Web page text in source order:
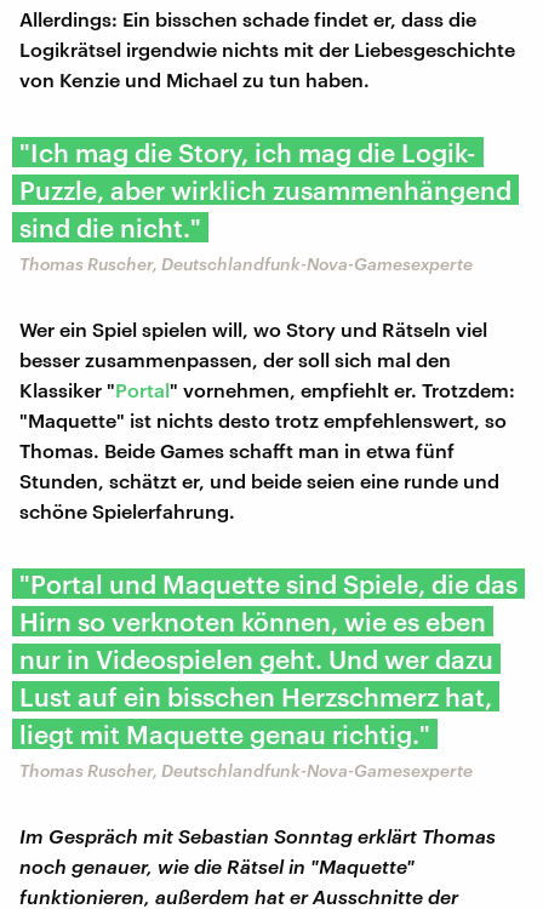
Allerdings: Ein bisschen schade findet er, dass die
Logikrätsel irgendwie nichts mit der Liebesgeschichte
von Kenzie und Michael zu tun haben.
"Ich mag die Story, ich mag die Logik-
Puzzle, aber wirklich zusammenhängend
sind die nicht."
Thomas Ruscher, Deutschlandfunk-Nova-Gamesexperte
Wer ein Spiel spielen will, wo Story und Rätseln viel
besser zusammenpassen, der soll sich mal den
Klassiker "Portal" vornehmen, empfiehlt er. Trotzdem:
"Maquette" ist nichts desto trotz empfehlenswert, so
Thomas. Beide Games schafft man in etwa fünf
Stunden, schätzt er, und beide seien eine runde und
schöne Spielerfahrung.
"Portal und Maquette sind Spiele, die das
Hirn so verknoten können, wie es eben
nur in Videospielen geht. Und wer dazu
Lust auf ein bisschen Herzschmerz hat,
liegt mit Maquette genau richtig."
Thomas Ruscher, Deutschlandfunk-Nova-Gamesexperte
Im Gespräch mit Sebastian Sonntag erklärt Thomas
noch genauer, wie die Rätsel in "Maquette"
funktionieren, außerdem hat er Ausschnitte der